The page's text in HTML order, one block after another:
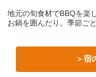
地元の旬食材でBBQを楽
お鍋を囲んだり。季節ご
＞宿